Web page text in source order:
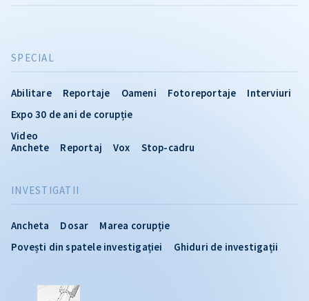
INVESTIGATII
Ancheta Dosar
Marea corupție
Povești din spatele investigației
Ghiduri de investigații
SPECIAL
Abilitare Reportaje Oameni Fotoreportaje
Interviuri
Expo 30 de ani de corupție
Video
Anchete
Reportaj Vox Stop-cadru